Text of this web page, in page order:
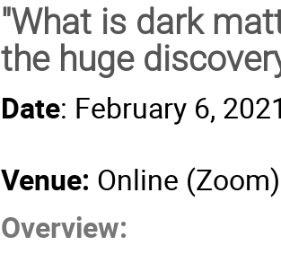
"What is dark
the huge
Date: February 6,
Venue: Online (Zoom)
Overview: